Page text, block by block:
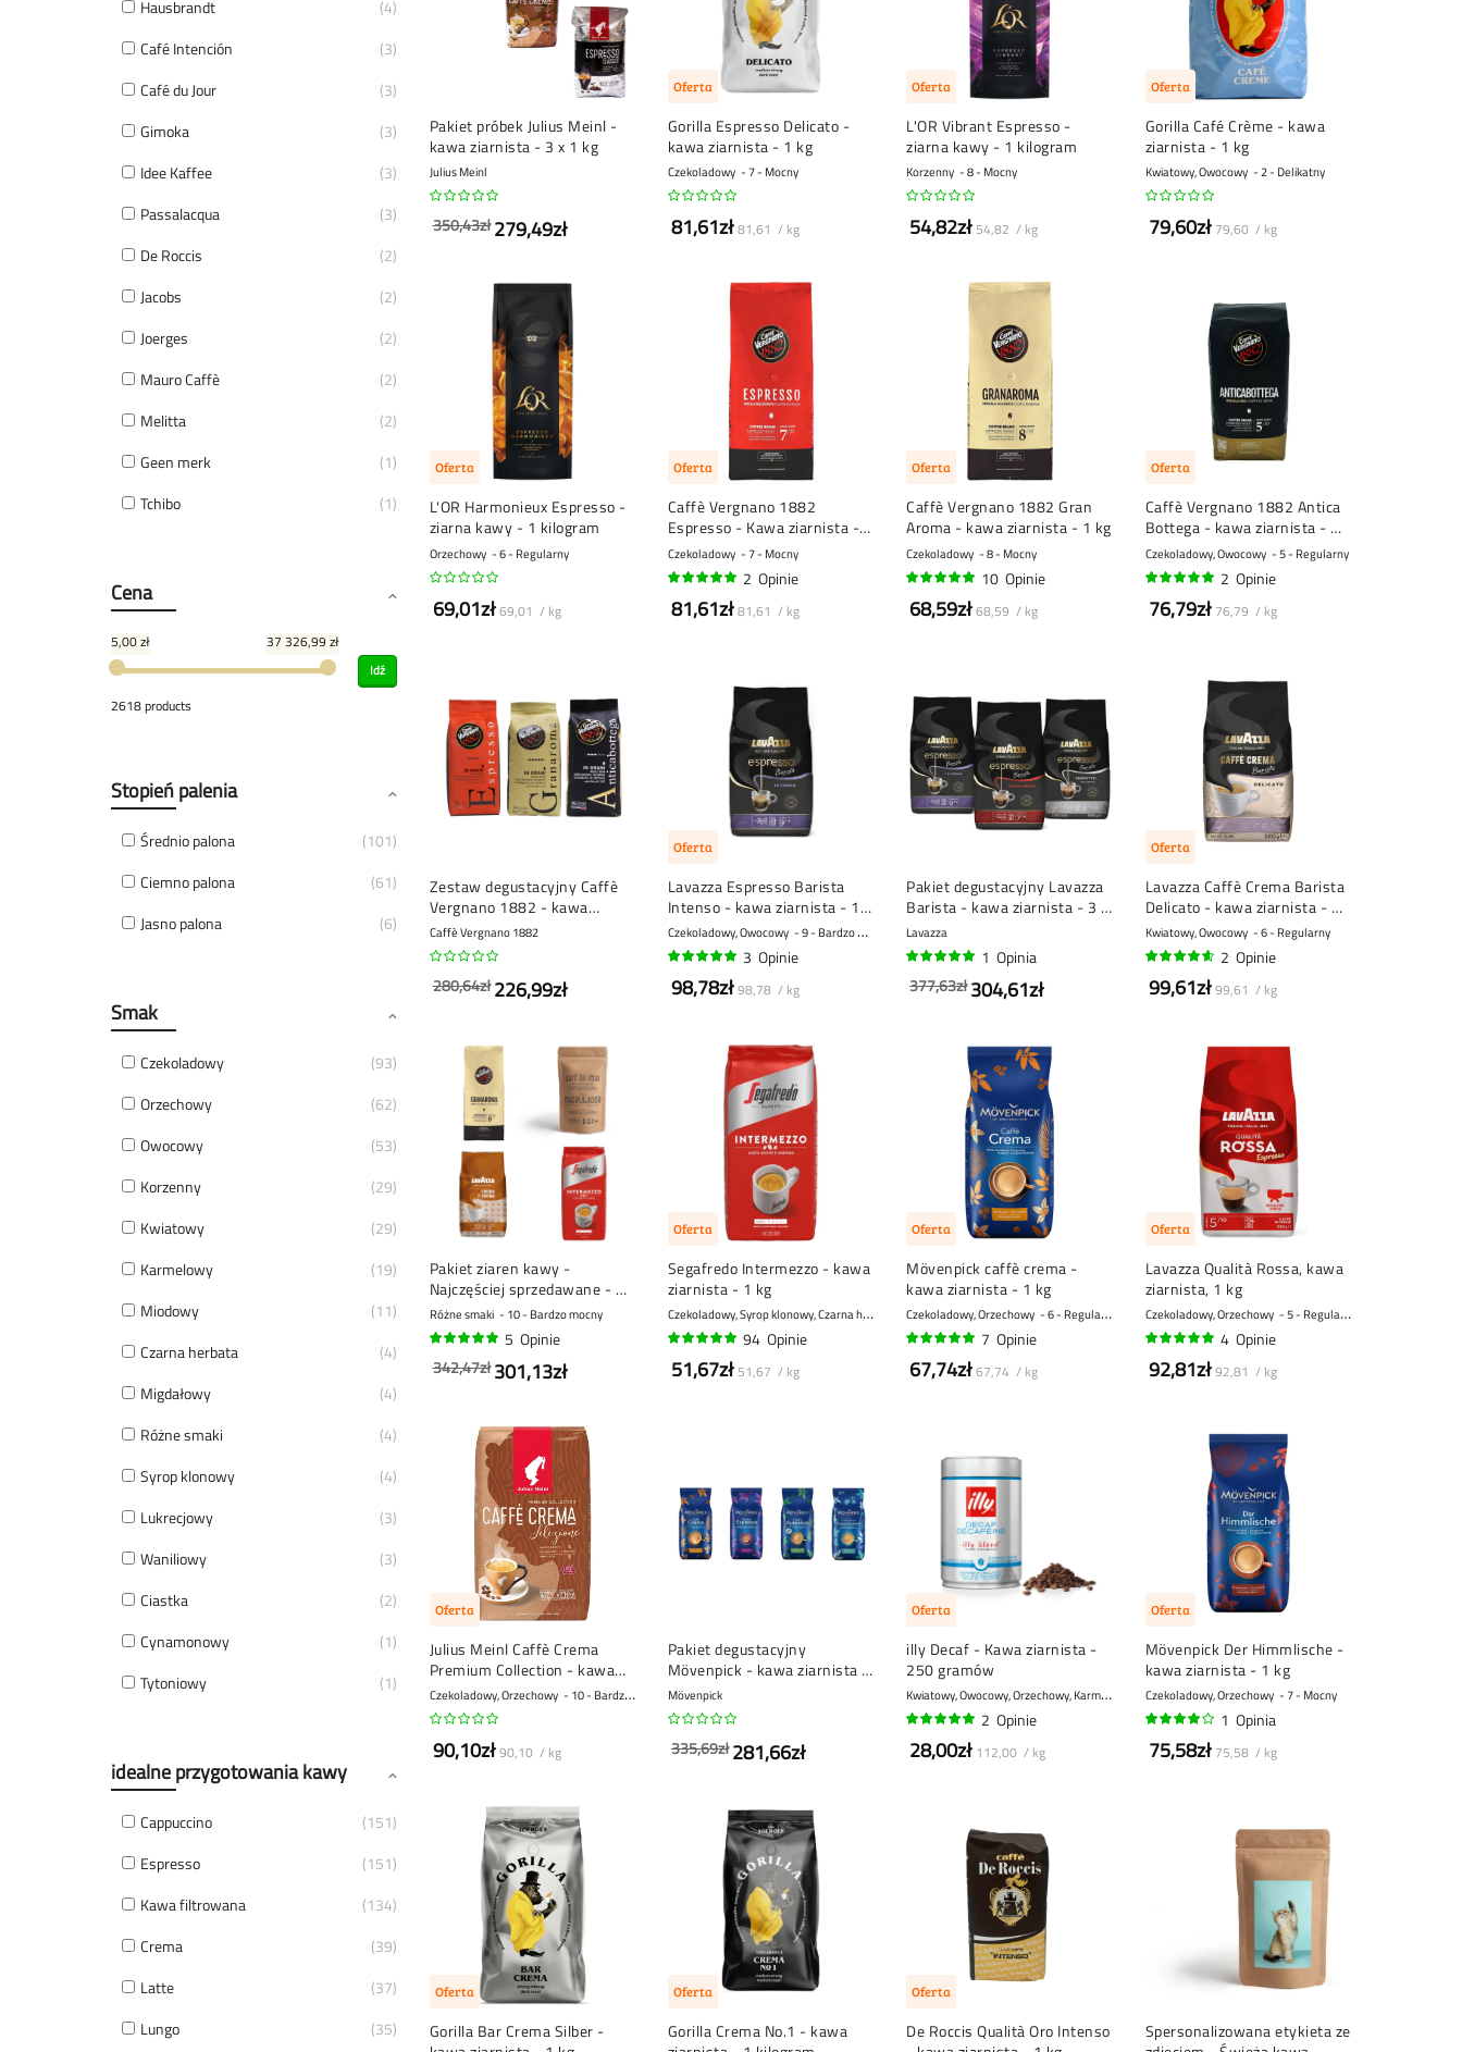
Pakiet próbek Julius Meinl -
kawa ziarnista - 3 x 1 kg
Julius Meinl
279,49zł
350,43zł
Oferta
Gorilla Espresso Delicato -
kawa ziarnista - 1 kg
Czekoladowy 7 - Mocny
81,61zł81,61 / kg
Oferta
L'OR Vibrant Espresso -
ziarna kawy - 1 kilogram
Korzenny 8 - Mocny
54,82zł54,82 / kg
Oferta
Gorilla Café Crème - kawa
ziarnista - 1 kg
Kwiatowy, Owocowy 2 - Delikatny
79,60zł 79,60 / kg
Oferta
L'OR Harmonieux Espresso -
ziarna kawy - 1 kilogram
Orzechowy 6 - Regularny
69,01zł69,01 / kg
Oferta
Caffè Vergnano 1882
Espresso - Kawa ziarnista - 1
kg
Czekoladowy 7 - Mocny
2 Opinie
81,61zł81,61 / kg
Oferta
Caffè Vergnano 1882 Gran
Aroma - kawa ziarnista - 1 kg
Czekoladowy 8 - Mocny
10Opinie
68,59zł68,59 / kg
Oferta
Caffè Vergnano 1882 Antica
Bottega - kawa ziarnista - 1
kg
Czekoladowy, Owocowy 5 - Regularny
2 Opinie
76,79zł 76,79 / kg
Zestaw degustacyjny Caffè
Vergnano 1882 - kawa
ziarnista - 3 x 1 kg
Caffè Vergnano 1882
226,99zł
280,64zł
Oferta
Lavazza Espresso Barista
Intenso - kawa ziarnista - 1
kg
Czekoladowy, Owocowy 9 - Bardzo mocny
3 Opinie
98,78zł98,78 / kg
Pakiet degustacyjny Lavazza
Barista - kawa ziarnista - 3 x
1 kg
Lavazza
1Opinia
304,61zł
377,63zł
Oferta
Lavazza Caffè Crema Barista
Delicato - kawa ziarnista - 1
kilogram
Kwiatowy, Owocowy 6 - Regularny
2 Opinie
99,61zł99,61 / kg
Pakiet ziaren kawy -
Najczęściej sprzedawane - 4
x 1 kg
Różne smaki 10 - Bardzo mocny
5 Opinie
301,13zł
342,47zł
Oferta
Segafredo Intermezzo - kawa
ziarnista - 1 kg
C
zekoladowy, Syrop klonowy, Czarna herbata 8 - Mocny
94 Opinie
51,67zł 51,67 / kg
Oferta
Mövenpick caffè crema -
kawa ziarnista - 1 kg
Czekoladowy, Orzechowy 6 - Regularny
7Opinie
67,74zł67,74 / kg
Oferta
Lavazza Qualità Rossa, kawa
ziarnista, 1 kg
Czekoladowy, Orzechowy 5 - Regularny
4 Opinie
92,81zł92,81 / kg
Oferta
Julius Meinl Caffè Crema
Premium Collection - kawa
ziarnista - 1 kg
Czekoladowy, Orzechowy 10 - Bardzo mocny
90,10zł90,10 / kg
Pakiet degustacyjny
Mövenpick - kawa ziarnista -
4 x 1 kg
Mövenpick
281,66zł
335,69zł
Oferta
illy Decaf - Kawa ziarnista -
250 gramów
K
wiatowy, Owocowy, Orzechowy, Karmelowy 7 - Mocny
100%
2Opinie
28,00zł112,00 / kg
Oferta
Mövenpick Der Himmlische -
kawa ziarnista - 1 kg
Czekoladowy, Orzechowy 7 - Mocny
80%
1 Opinia
75,58zł 75,58 / kg
Oferta
Gorilla Bar Crema Silber -
Oferta
Gorilla Crema No.1 - kawa
Oferta
De Roccis Qualità Oro Intenso
Spersonalizowana etykieta ze
Hausbrandt
4
Café Intención
3
Café du Jour
3
Gimoka
3
Idee Kaffee
3
Passalacqua
3
De Roccis
2
Jacobs
2
Joerges
2
Mauro Caffè
2
Melitta
2
Geen merk
1
Tchibo
1
Cena
5,00 zł 37 326,99 zł
Idź
2618 products
Stopień palenia
Średnio palona
101
Ciemno palona
61
Jasno palona
6
Smak
Czekoladowy
93
Orzechowy
62
Owocowy
53
Korzenny
29
Kwiatowy
29
Karmelowy
19
Miodowy
11
Czarna herbata
4
Migdałowy
4
Różne smaki
4
Syrop klonowy
4
Lukrecjowy
3
Waniliowy
3
Ciastka
2
Cynamonowy
1
Tytoniowy
1
idealne przygotowania kawy
Cappuccino
151
Espresso
151
Kawa filtrowana
134
Crema
39
Latte
37
Lungo
35